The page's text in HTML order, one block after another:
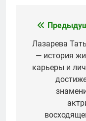
Навигация
по
записям
Лазарева
— история
карьеры и